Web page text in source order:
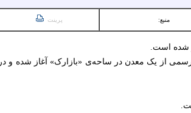
منبع: پرینت
شده است.
که در حال حاضر استخراج رسمی از یک معدن در ساحه‌ی «بازارک» آغاز شده و در